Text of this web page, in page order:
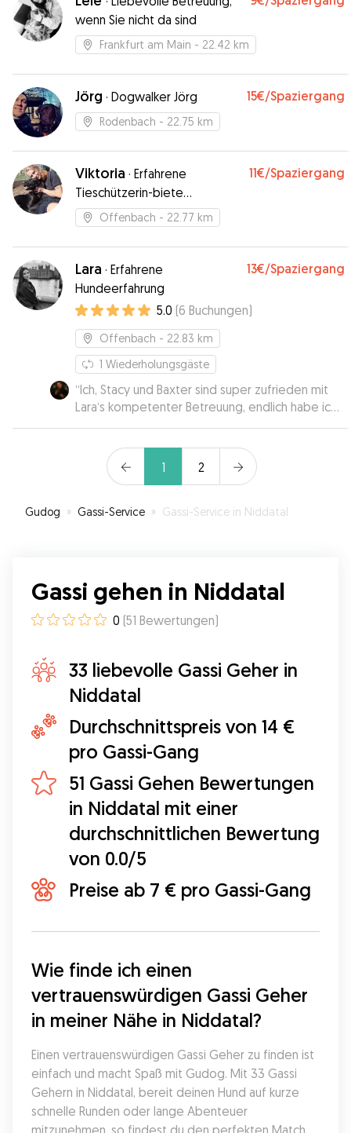
wenn Sie nicht da sind
Frankfurt am Main - 22.42 km
Jörg · Dogwalker Jörg 15€/Spaziergang
Rodenbach - 22.75 km
Viktoria · Erfahrene
Tieschützerin-biete
Hundebetreuung
11€/Spaziergang
Offenbach - 22.77 km
Lara · Erfahrene
Hundeerfahrung
13€/Spaziergang
5.0 (6 Buchungen)
Offenbach - 22.83 km
1 Wiederholungsgäste
“Ich, Stacy und Baxter sind super zufrieden mit
Lara‘s kompetenter Betreuung, endlich habe ich
eine liebevolle Hundesitterin gefunden! 🐶🥰”
1 2
Gudog » Gassi-Service » Gassi-Service in Niddatal
Gassi gehen in Niddatal
0 (51 Bewertungen)
33 liebevolle Gassi Geher in
Niddatal
Durchschnittspreis von 14 €
pro Gassi-Gang
51 Gassi Gehen Bewertungen
in Niddatal mit einer
durchschnittlichen Bewertung
von 0.0/5
Preise ab 7 € pro Gassi-Gang
Wie finde ich einen
vertrauenswürdigen Gassi Geher
in meiner Nähe in Niddatal?
Einen vertrauenswürdigen Gassi Geher zu finden ist
einfach und macht Spaß mit Gudog. Mit 33 Gassi
Gehern in Niddatal, bereit deinen Hund auf kurze
schnelle Runden oder lange Abenteuer
mitzunehmen, so findest du den perfekten Match